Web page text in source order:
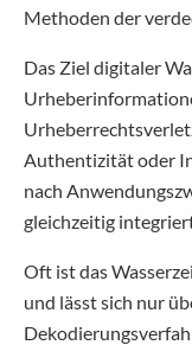
Methoden der
Das Ziel digitaler
Authentizität oder
nach
gleichzeitig
Oft ist das
und lässt sich nur